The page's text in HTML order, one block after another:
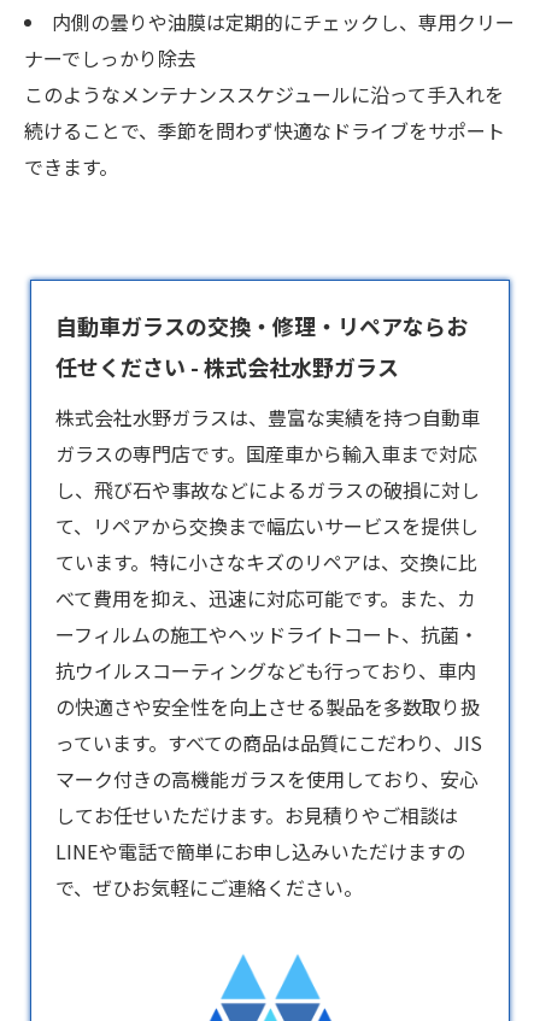
内側の曇りや油膜は定期的にチェックし、専用クリー
ナーでしっかり除去
このようなメンテナンススケジュールに沿って手入れを
続けることで、季節を問わず快適なドライブをサポート
できます。
自動車ガラスの交換・修理・リペアならお
任せください - 株式会社水野ガラス
株式会社水野ガラスは、豊富な実績を持つ自動車
ガラスの専門店です。国産車から輸入車まで対応
し、飛び石や事故などによるガラスの破損に対し
て、リペアから交換まで幅広いサービスを提供し
ています。特に小さなキズのリペアは、交換に比
べて費用を抑え、迅速に対応可能です。また、カ
ーフィルムの施工やヘッドライトコート、抗菌・
抗ウイルスコーティングなども行っており、車内
の快適さや安全性を向上させる製品を多数取り扱
っています。すべての商品は品質にこだわり、JIS
マーク付きの高機能ガラスを使用しており、安心
してお任せいただけます。お見積りやご相談は
LINEや電話で簡単にお申し込みいただけますの
で、ぜひお気軽にご連絡ください。